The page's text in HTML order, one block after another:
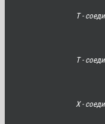
Т -
Т -
Х -